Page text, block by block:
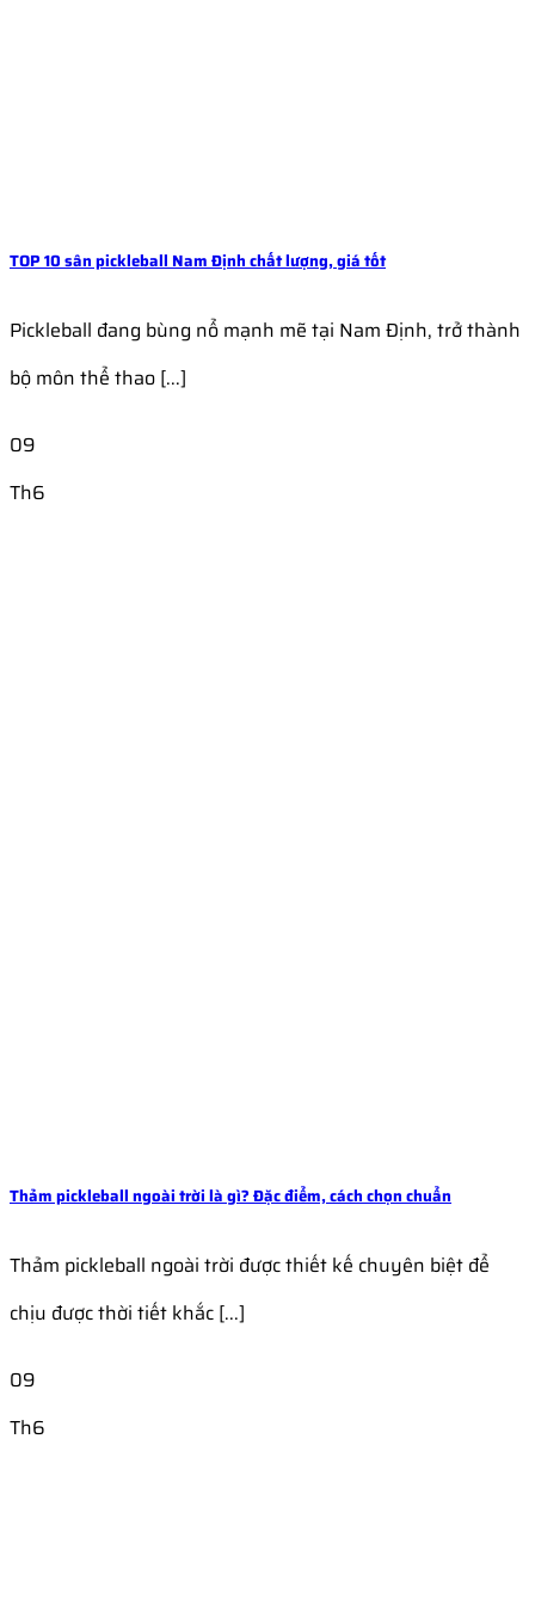
TOP 10 sân pickleball Nam Định chất lượng, giá tốt
Pickleball đang bùng nổ mạnh mẽ tại Nam Định, trở thành
bộ môn thể thao [...]
09
Th6
Thảm pickleball ngoài trời là gì? Đặc điểm, cách chọn chuẩn
Thảm pickleball ngoài trời được thiết kế chuyên biệt để
chịu được thời tiết khắc [...]
09
Th6